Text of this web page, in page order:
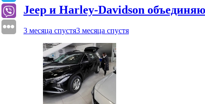
Jeep и Harley-Davidson
3 месяца спустя3 месяца спустя